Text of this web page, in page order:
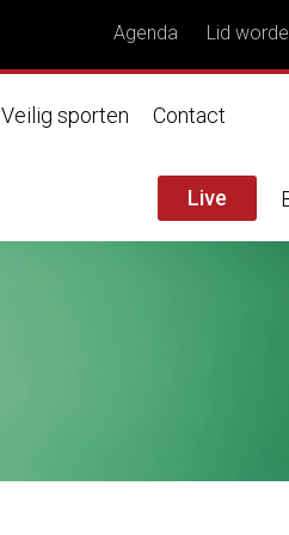
Agenda Lid
Veilig sporten Contact
Live